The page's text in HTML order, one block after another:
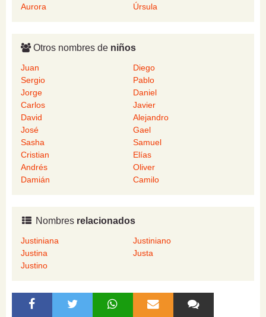
Aurora
Úrsula
Otros nombres de niños
Juan
Diego
Sergio
Pablo
Jorge
Daniel
Carlos
Javier
David
Alejandro
José
Gael
Sasha
Samuel
Cristian
Elías
Andrés
Oliver
Damián
Camilo
Nombres relacionados
Justiniana
Justiniano
Justina
Justa
Justino